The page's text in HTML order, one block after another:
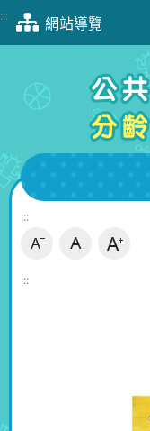
跳
塊
::: 網站導覽
:::
:::